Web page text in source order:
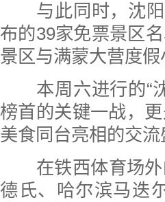
与此同时，沈阳
布的39家免票景区
景区与满蒙大营度假
本周六进行的“沈
榜首的关键一战，
美食同台亮相的交流
在铁西体育场外
德氏、哈尔滨马迭